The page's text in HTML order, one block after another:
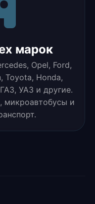
марок
Opel, Ford,
Toyota, Honda,
УАЗ и другие.
микроавтобусы и